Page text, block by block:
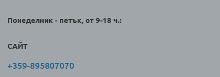
Понеделник - петък, от 9-18 ч.:
САЙТ
+359-895807070